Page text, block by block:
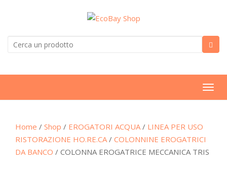
T
o
e
Home / Shop / EROGATORI ACQUA/ LINEA PER USO
RISTORAZIONE HO.RE.CA/ COLONNINE EROGATRICI
DA BANCO / COLONNA EROGATRICE MECCANICA TRIS